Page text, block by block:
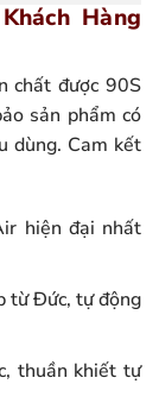
Hàng
chất được 90S
sản phẩm có
dùng. Cam kết
hiện đại nhất
từ Đức, tự động
thuần khiết tự